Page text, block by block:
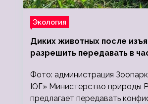
Экология
Диких животных после
разрешить передавать в
Фото: администрация
ЮГ» Министерство природы
предлагает передавать